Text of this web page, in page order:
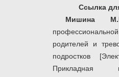
Ссылка
Мишина
родителей и
подростков
Прикладная